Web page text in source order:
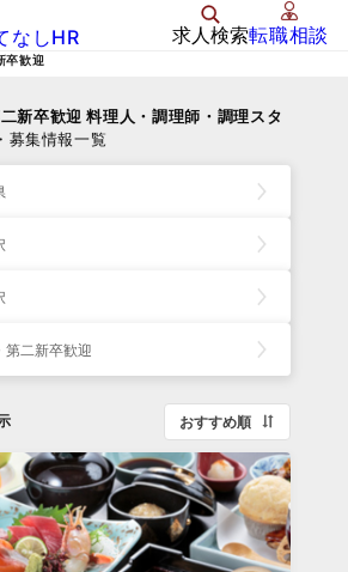
なしHR 求人検索転職相談
卒歓迎
新卒歓迎 料理人・調理師・調理スタ
募集情報一覧
第二新卒歓迎
おすすめ順